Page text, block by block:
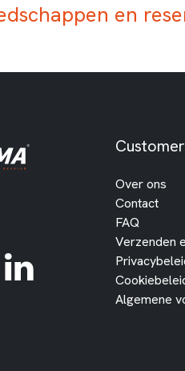
en
Over ons
Contact
FAQ
Verzenden
Algemene